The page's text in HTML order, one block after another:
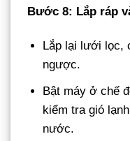
Bước 8: Lắp ráp
Lắp lại lưới lọc,
ngược.
Bật máy ở chế
kiểm tra gió
nước.